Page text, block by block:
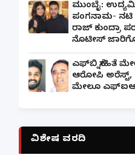
ಮುಂಬೈ:
ಪಂಗನಾಮ- ನಟಿ
ರಾಜ್ ಕುಂದ್ರಾ
ನೊಟೀಸ್
ಎಫ್‌ಬಿ ಸ್ನೇಹಿತೆ
ಆರೋಪಿ
ಮೇಲೂ
ವಿಶೇಷ ವರದಿ